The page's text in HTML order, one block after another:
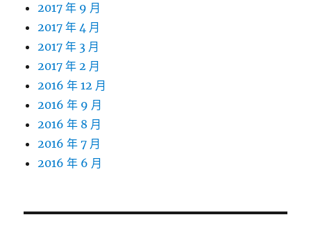
2017 年 9 月
2017 年 4 月
2017 年 3 月
2017 年 2 月
2016 年 12 月
2016 年 9 月
2016 年 8 月
2016 年 7 月
2016 年 6 月